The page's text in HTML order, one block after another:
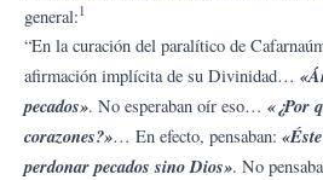
general:1
“En la curación del paralítico de
afirmación implícita de su Divinidad…
pecados». No esperaban oír eso… «¿Por
corazones?»… En efecto, pensaban:
perdonar pecados sino Dios». No